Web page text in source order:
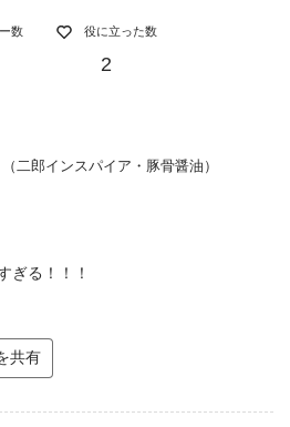
数 役に立った数
2
二郎インスパイア・豚骨醤油）
ぎる！！！
共有